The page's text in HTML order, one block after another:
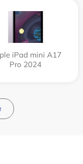
iPad mini A17
Pro 2024